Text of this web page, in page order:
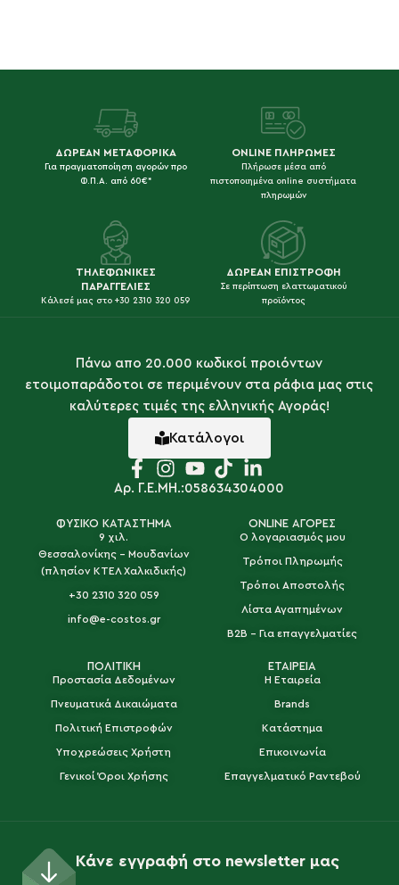
ΔΩΡΕΑΝ ΜΕΤΑΦΟΡΙΚΑ
Για πραγματοποίηση αγορών προ
Φ.Π.Α. από 60€*
ONLINE ΠΛΗΡΩΜΕΣ
Πλήρωσε μέσα από
πιστοποιημένα online συστήματα
πληρωμών
ΤΗΛΕΦΩΝΙΚΕΣ
ΠΑΡΑΓΓΕΛΙΕΣ
Κάλεσέ μας στο +30 2310 320 059
ΔΩΡΕΑΝ ΕΠΙΣΤΡΟΦΗ
Σε περίπτωση ελαττωματικού
προϊόντος
Πάνω απο 20.000 κωδικοί προιόντων
ετοιμοπαράδοτοι σε περιμένουν στα ράφια μας στις
καλύτερες τιμές της ελληνικής Αγοράς!
Κατάλογοι
Αρ. Γ.Ε.ΜΗ.:058634304000
ΦΥΣΙΚΟ ΚΑΤΑΣΤΗΜΑ
9 χιλ.
Θεσσαλονίκης - Μουδανίων
(πλησίον ΚΤΕΛ Χαλκιδικής)
+30 2310 320 059
info@e-costos.gr
ONLINE ΑΓΟΡΕΣ
Ο λογαριασμός μου
Τρόποι Πληρωμής
Τρόποι Αποστολής
Λίστα Αγαπημένων
B2B - Για επαγγελματίες
ΠΟΛΙΤΙΚΗ
Προστασία Δεδομένων
Πνευματικά Δικαιώματα
Πολιτική Επιστροφών
Υποχρεώσεις Χρήστη
Γενικοί Όροι Χρήσης
ΕΤΑΙΡΕΙΑ
Η Εταιρεία
Brands
Κατάστημα
Επικοινωνία
Επαγγελματικό Ραντεβού
Κάνε εγγραφή στο newsletter μας